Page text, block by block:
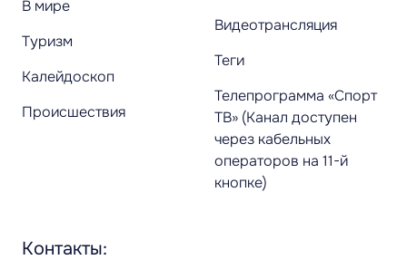
В мире
Туризм
Калейдоскоп
Происшествия
Видеотрансляция
Теги
Телепрограмма «Спорт
ТВ» (Канал доступен
через кабельных
операторов на 11-й
кнопке)
Контакты: